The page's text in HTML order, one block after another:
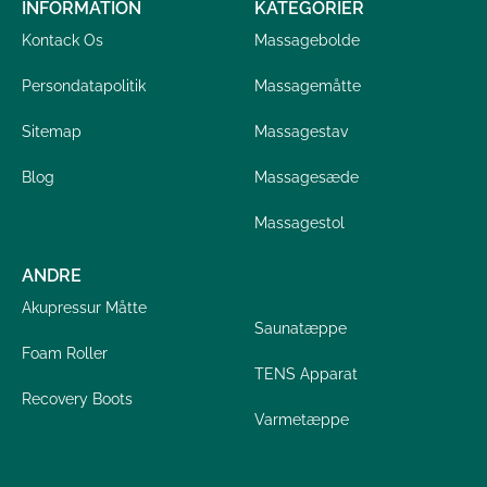
INFORMATION
Kontack Os
Persondatapolitik
Sitemap
Blog
KATEGORIER
Massagebolde
Massagemåtte
Massagestav
Massagesæde
Massagestol
ANDRE
Akupressur Måtte
Foam Roller
Recovery Boots
Saunatæppe
TENS Apparat
Varmetæppe